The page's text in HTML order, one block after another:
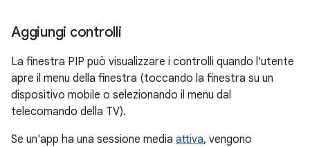
Aggiungi controlli
La finestra PIP può visualizzare i controlli quando l'utente
apre il menu della finestra (toccando la finestra su un
dispositivo mobile o selezionando il menu dal
telecomando della TV).
Se un'app ha una sessione media attiva, vengono